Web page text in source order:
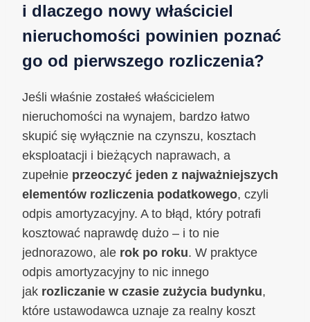
i dlaczego nowy właściciel
nieruchomości powinien poznać
go od pierwszego rozliczenia?
Jeśli właśnie zostałeś właścicielem
nieruchomości na wynajem, bardzo łatwo
skupić się wyłącznie na czynszu, kosztach
eksploatacji i bieżących naprawach, a
zupełnie przeoczyć jeden z najważniejszych
elementów rozliczenia podatkowego, czyli
odpis amortyzacyjny. A to błąd, który potrafi
kosztować naprawdę dużo – i to nie
jednorazowo, ale rok po roku. W praktyce
odpis amortyzacyjny to nic innego
jak rozliczanie w czasie zużycia budynku,
które ustawodawca uznaje za realny koszt